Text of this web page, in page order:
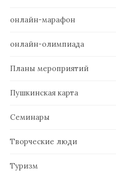
онлайн-марафон
онлайн-олимпиада
Планы мероприятий
Пушкинская карта
Семинары
Творческие люди
Туризм